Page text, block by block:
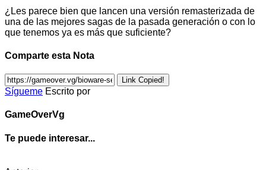
¿Les parece bien que lancen una versión remasterizada de
una de las mejores sagas de la pasada generación o con lo
que tenemos ya es más que suficiente?
Comparte esta Nota
Link Copied!
Sígueme Escrito por
GameOverVg
Te puede interesar...